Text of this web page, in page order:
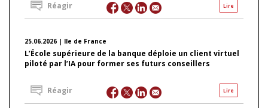
Lire
Réagir
25.06.2026 | Ile de France
L’École supérieure de la banque déploie un client virtuel
piloté par l’IA pour former ses futurs conseillers
Lire
Réagir